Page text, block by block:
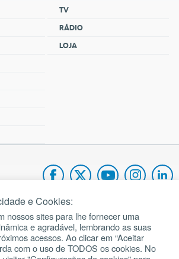
TV
RÁDIO
LOJA
João Paulo II
de Oração
do site
e Cookies:
nossos sites para lhe fornecer uma
e agradável, lembrando as suas
acessos. Ao clicar em “Aceitar
com o uso de TODOS os cookies. No